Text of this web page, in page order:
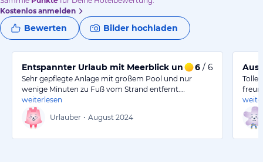
Kostenlos anmelden
Bewerten Bilder hochladen
Entspannter Urlaub mit Meerblick und herzlichem
6 / 6
Sehr gepflegte Anlage mit großem Pool und nur
wenige Minuten zu Fuß vom Strand entfernt.…
weiterlesen
Urlauber • August 2024
Tolle